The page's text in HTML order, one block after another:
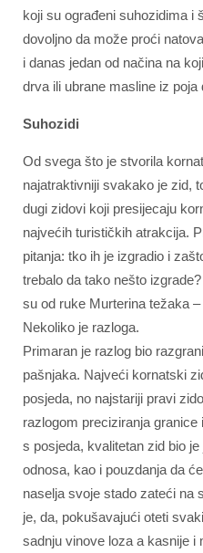
koji su ograđeni suhozidima i
dovoljno da može proći
i danas jedan od načina na
drva ili ubrane masline iz poja
Suhozidi
Od svega što je stvorila
najatraktivniji svakako je zid,
dugi zidovi koji presijecaju
najvećih turističkih atrakcija.
pitanja: tko ih je izgradio i
trebalo da tako nešto
su od ruke Murterina težaka
Nekoliko je razloga.
Primaran je razlog bio
pašnjaka. Najveći kornatski
posjeda, no najstariji pravi
razlogom preciziranja
s posjeda, kvalitetan zid bio
odnosa, kao i pouzdanja da
naselja svoje stado zateći na
je, da, pokušavajući oteti
sadnju vinove loza a kasnije i